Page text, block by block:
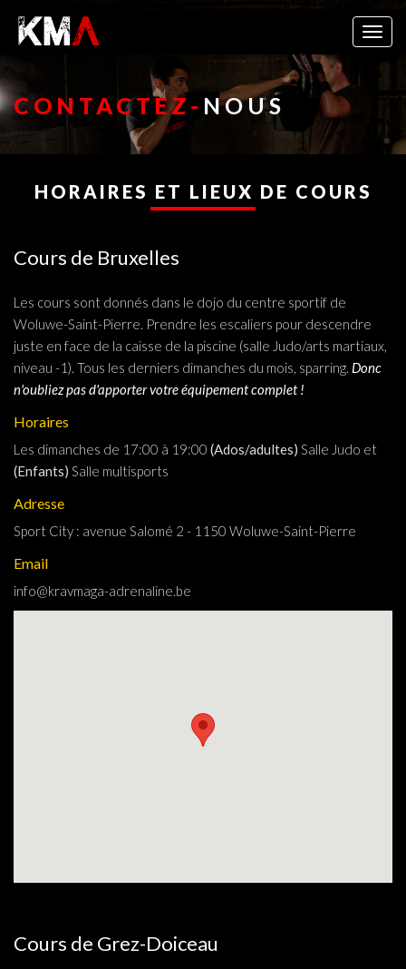
CONTACTEZ- NOUS
HORAIRES ET LIEUX DE COURS
Cours de Bruxelles
Les cours sont donnés dans le dojo du centre sportif de
Woluwe-Saint-Pierre. Prendre les escaliers pour descendre
juste en face de la caisse de la piscine (salle Judo/arts martiaux,
niveau -1). Tous les derniers dimanches du mois, sparring. Donc
n'oubliez pas d'apporter votre équipement complet !
Horaires
Les dimanches de 17:00 à 19:00 (Ados/adultes) Salle Judo et
(Enfants) Salle multisports
Adresse
Sport City : avenue Salomé 2 - 1150 Woluwe-Saint-Pierre
Email
info@kravmaga-adrenaline.be
Cours de Grez-Doiceau